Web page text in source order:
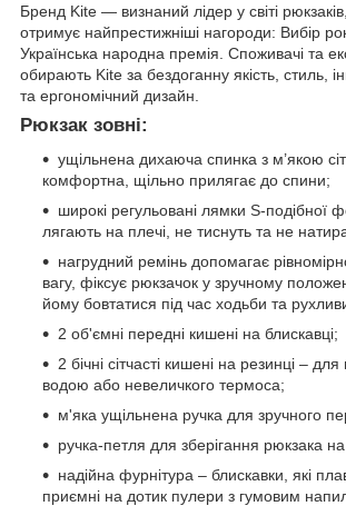
Бренд Kite — визнаний лідер у світі
отримує найпрестижніші нагороди: Вибір
Українська народна премія. Споживачі та
обирають Kite за бездоганну якість, стиль,
та ергономічний дизайн.
Рюкзак зовні:
ущільнена дихаюча спинка з м’якою
комфортна, щільно прилягає до спини;
широкі регульовані лямки S-подібної
лягають на плечі, не тиснуть та не
нагрудний ремінь допомагає
вагу, фіксує рюкзачок у зручному
йому бовтатися під час ходьби та
2 об'ємні передні кишені на блискавці;
2 бічні сітчасті кишені на резинці –
водою або невеличкого термоса;
м'яка ущільнена ручка для зручного
ручка-петля для зберігання рюкзака на
надійна фурнітура – блискавки, які
приємні на дотик пулери з гумовим